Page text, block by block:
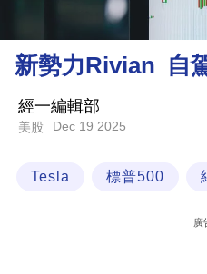
市
理
財
業
技
新勢力Rivian 自
經一編輯部
美股 Dec 19 2025
Tesla 標普500
廣